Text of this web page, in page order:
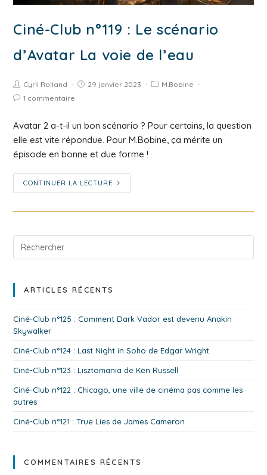
Ciné-Club n°119 : Le scénario
d’Avatar La voie de l’eau
Cyril Rolland 29 janvier 2023
M.Bobine
1 commentaire
Avatar 2 a-t-il un bon scénario ? Pour certains, la question
elle est vite répondue. Pour M.Bobine, ça mérite un
épisode en bonne et due forme !
CONTINUER LA LECTURE
ARTICLES RÉCENTS
Ciné-Club n°125 : Comment Dark Vador est devenu Anakin
Skywalker
Ciné-Club n°124 : Last Night in Soho de Edgar Wright
Ciné-Club n°123 : Lisztomania de Ken Russell
Ciné-Club n°122 : Chicago, une ville de cinéma pas comme les
autres
Ciné-Club n°121 : True Lies de James Cameron
COMMENTAIRES RÉCENTS